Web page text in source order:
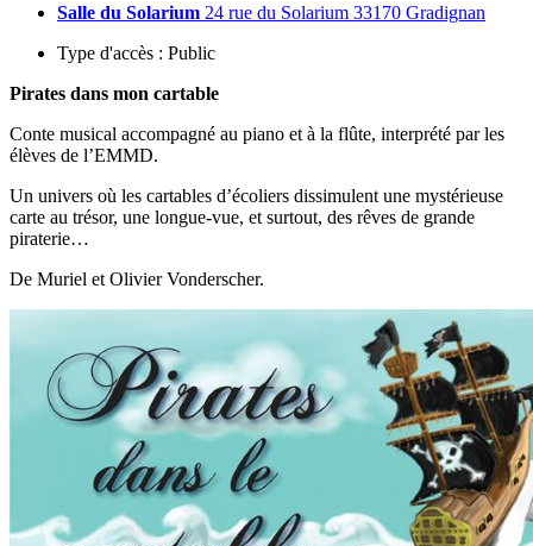
Salle du Solarium 24 rue du Solarium 33170 Gradignan
Type d'accès : Public
Pirates dans mon cartable
Conte musical accompagné au piano et à la flûte, interprété par les
élèves de l’EMMD.
Un univers où les cartables d’écoliers dissimulent une mystérieuse
carte au trésor, une longue-vue, et surtout, des rêves de grande
piraterie…
De Muriel et Olivier Vonderscher.